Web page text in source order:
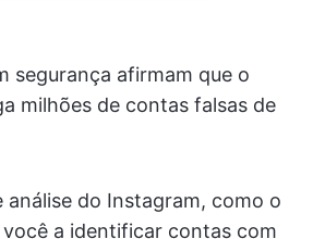
segurança afirmam que o
milhões de contas falsas de
análise do Instagram, como o
você a identificar contas com